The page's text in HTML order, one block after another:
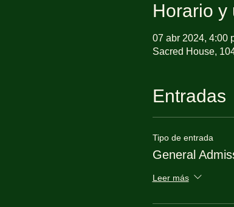
Horario y
07 abr 2024, 4:00
Sacred House,
Entradas
Tipo de entrada
General
Leer más